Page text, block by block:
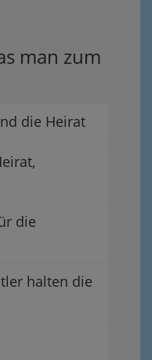
man zum
die Heirat
die
halten die